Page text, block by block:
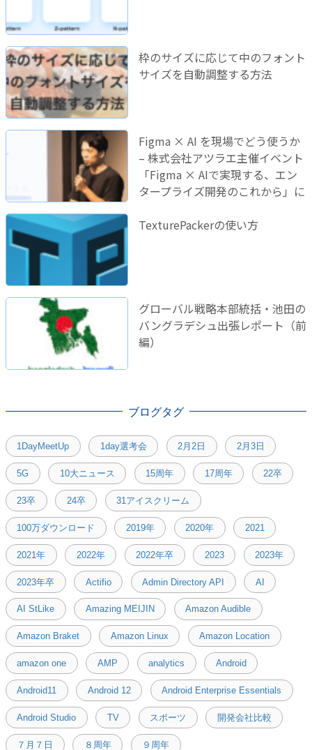
枠のサイズに応じて中のフォント
サイズを自動調整する方法
Figma × AI を現場でどう使うか
– 株式会社アツラエ主催イベント
「Figma × AIで実現する、エン
タープライズ開発のこれから」に
TexturePackerの使い方
グローバル戦略本部統括・池田の
バングラデシュ出張レポート（前
編）
ブログタグ
1DayMeetUp 1day選考会 2月2日 2月3日
5G 10大ニュース 15周年 17周年 22卒
23卒 24卒 31アイスクリーム
100万ダウンロード 2019年 2020年 2021
2021年 2022年 2022年卒 2023 2023年
2023年卒 Actifio Admin Directory API AI
AI StLike Amazing MEIJIN Amazon Audible
Amazon Braket Amazon Linux Amazon Location
amazon one AMP analytics Android
Android11 Android 12 Android Enterprise Essentials
Android Studio TV スポーツ 開発会社比較
７月７日 ８周年 ９周年